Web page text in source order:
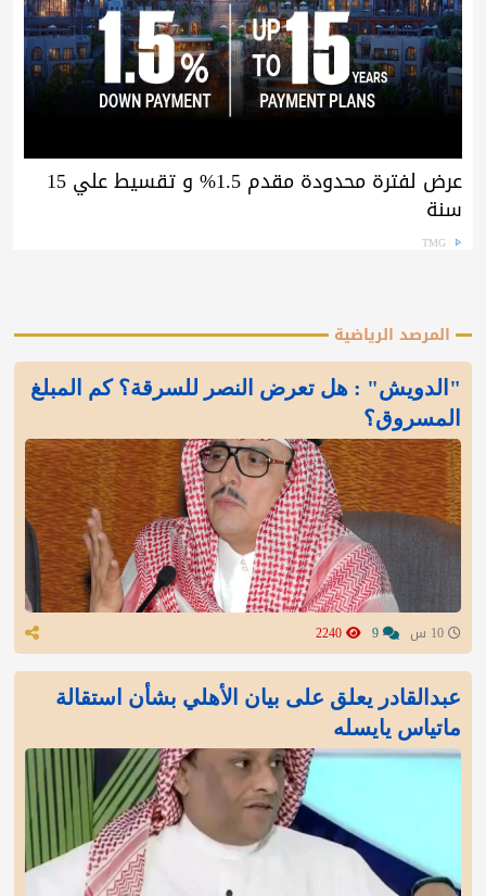
عرض لفترة محدودة مقدم 1.5% و تقسيط علي 15
سنة
TMG
المرصد الرياضية
"الدويش" : هل تعرض النصر للسرقة؟ كم المبلغ
المسروق؟
عبدالقادر يعلق على بيان الأهلي بشأن استقالة
ماتياس يايسله